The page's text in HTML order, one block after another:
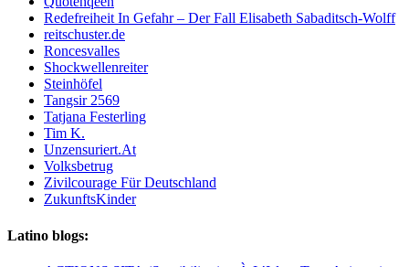
Redefreiheit In Gefahr – Der Fall Elisabeth Sabaditsch-Wolff
reitschuster.de
Roncesvalles
Shockwellenreiter
Steinhöfel
Tangsir 2569
Tatjana Festerling
Tim K.
Unzensuriert.At
Volksbetrug
Zivilcourage Für Deutschland
ZukunftsKinder
Latino blogs: